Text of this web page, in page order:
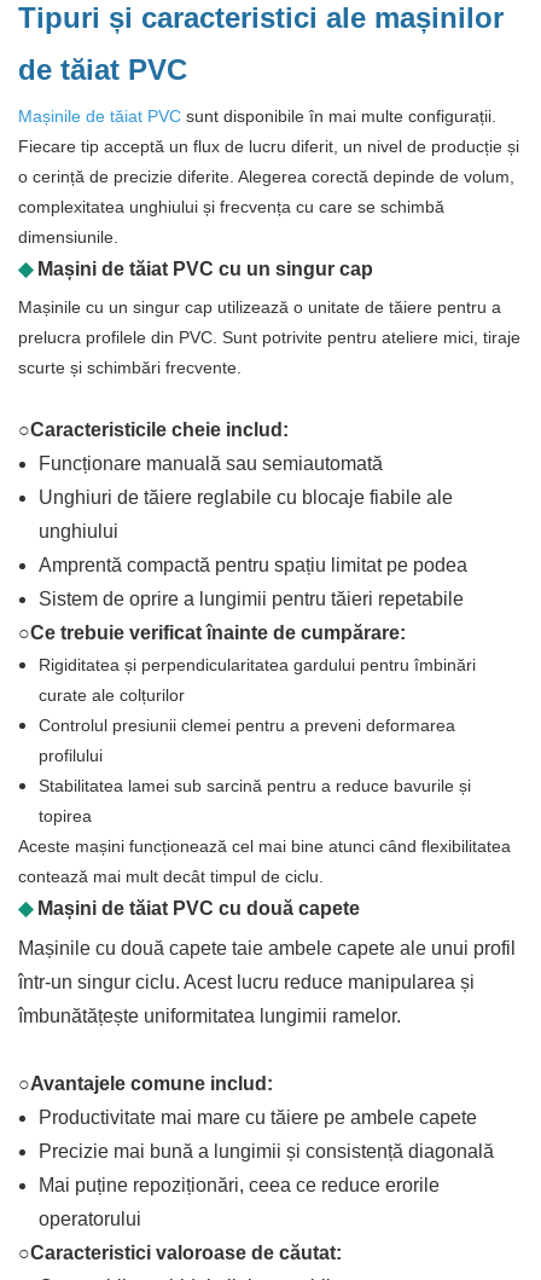
Tipuri și caracteristici ale mașinilor
de tăiat PVC
Mașinile de tăiat PVC sunt disponibile în mai multe configurații.
Fiecare tip acceptă un flux de lucru diferit, un nivel de producție și
o cerință de precizie diferite. Alegerea corectă depinde de volum,
complexitatea unghiului și frecvența cu care se schimbă
dimensiunile.
◆Mașini de tăiat PVC cu un singur cap
Mașinile cu un singur cap utilizează o unitate de tăiere pentru a
prelucra profilele din PVC. Sunt potrivite pentru ateliere mici, tiraje
scurte și schimbări frecvente.
○Caracteristicile cheie includ:
Funcționare manuală sau semiautomată
Unghiuri de tăiere reglabile cu blocaje fiabile ale
unghiului
Amprentă compactă pentru spațiu limitat pe podea
Sistem de oprire a lungimii pentru tăieri repetabile
○Ce trebuie verificat înainte de cumpărare:
Rigiditatea și perpendicularitatea gardului pentru îmbinări
curate ale colțurilor
Controlul presiunii clemei pentru a preveni deformarea
profilului
Stabilitatea lamei sub sarcină pentru a reduce bavurile și
topirea
Aceste mașini funcționează cel mai bine atunci când flexibilitatea
contează mai mult decât timpul de ciclu.
◆Mașini de tăiat PVC cu două capete
Mașinile cu două capete taie ambele capete ale unui profil
într-un singur ciclu. Acest lucru reduce manipularea și
îmbunătățește uniformitatea lungimii ramelor.
○Avantajele comune includ:
Productivitate mai mare cu tăiere pe ambele capete
Precizie mai bună a lungimii și consistență diagonală
Mai puține repoziționări, ceea ce reduce erorile
operatorului
○Caracteristici valoroase de căutat: